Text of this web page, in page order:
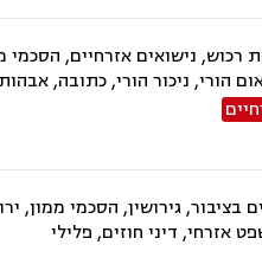
נישואים אזרחיים, הסכמי
הורי, ניכור הורי, כתובה,
גירושין, הסכמי ממון,
אזרחי, דיני חוזים, פלילי